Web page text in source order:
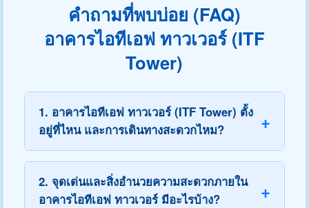
คำถามที่พบบ่อย (FAQ)
อาคารไอทีเอฟ ทาวเวอร์ (ITF
Tower)
1. อาคารไอทีเอฟ ทาวเวอร์ (ITF Tower) ตั้ง
อยู่ที่ไหน และการเดินทางสะดวกไหม?
2. จุดเด่นและสิ่งอำนวยความสะดวกภายใน
อาคารไอทีเอฟ ทาวเวอร์ มีอะไรบ้าง?